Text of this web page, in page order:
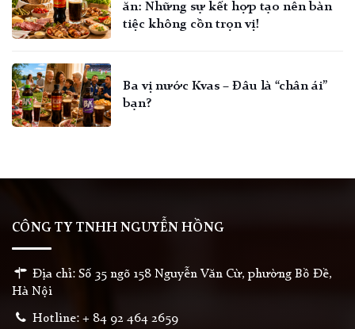
ăn: Những sự kết hợp tạo nên bàn
tiệc không cồn trọn vị!
Ba vị nước Kvas – Đâu là “chân ái”
bạn?
CÔNG TY TNHH NGUYỄN HỒNG
Địa chỉ: Số 35 ngõ 158 Nguyễn Văn Cừ, phường Bồ Đề,
Hà Nội
Hotline: + 84 92 464 2659